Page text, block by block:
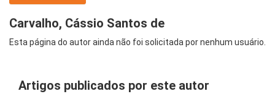
Carvalho, Cássio Santos de
Esta página do autor ainda não foi solicitada por nenhum usuário.
Artigos publicados por este autor